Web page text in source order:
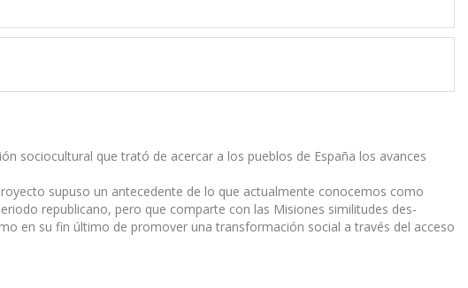
sociocultural que trató de acercar a los pueblos de España los avances
supuso un antecedente de lo que actualmente conocemos como
republicano, pero que comparte con las Misiones similitudes des-
en su fin último de promover una transformación social a través del acceso